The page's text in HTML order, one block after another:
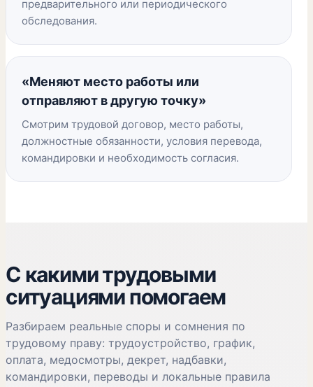
предварительного или периодического
обследования.
«Меняют место работы или
отправляют в другую точку»
Смотрим трудовой договор, место работы,
должностные обязанности, условия перевода,
командировки и необходимость согласия.
С какими трудовыми
ситуациями помогаем
Разбираем реальные споры и сомнения по
трудовому праву: трудоустройство, график,
оплата, медосмотры, декрет, надбавки,
командировки, переводы и локальные правила